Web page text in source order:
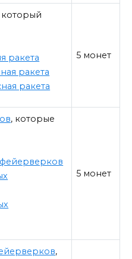
который
ракета
ракета
ракета
5 монет
, которые
фейерверков
5 монет
,